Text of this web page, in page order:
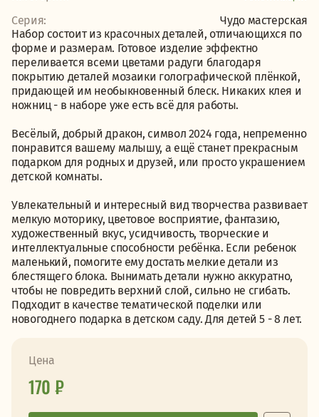
Серия:
Чудо мастерская
Набор состоит из красочных деталей, отличающихся по
форме и размерам. Готовое изделие эффектно
переливается всеми цветами радуги благодаря
покрытию деталей мозаики голографической плёнкой,
придающей им необыкновенный блеск. Никаких клея и
ножниц - в наборе уже есть всё для работы.
Весёлый, добрый дракон, символ 2024 года, непременно
понравится вашему малышу, а ещё станет прекрасным
подарком для родных и друзей, или просто украшением
детской комнаты.
Увлекательный и интересный вид творчества развивает
мелкую моторику, цветовое восприятие, фантазию,
художественный вкус, усидчивость, творческие и
интеллектуальные способности ребёнка. Если ребенок
маленький, помогите ему достать мелкие детали из
блестящего блока. Вынимать детали нужно аккуратно,
чтобы не повредить верхний слой, сильно не сгибать.
Подходит в качестве тематической поделки или
новогоднего подарка в детском саду. Для детей 5 - 8 лет.
Цена
170 ₽